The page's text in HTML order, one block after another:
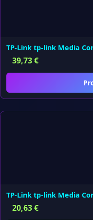
TP-Link tp-link Media
39,73€
TP-Link tp-link Media
20,63€